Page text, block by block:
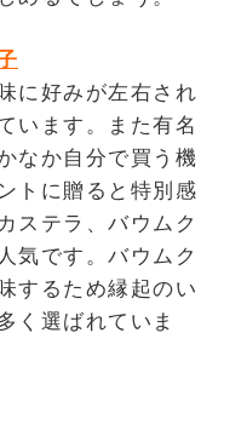
に好みが左右され
います。また有名
なか自分で買う機
トに贈ると特別感
ステラ、バウムク
気です。バウムク
するため縁起のい
く選ばれていま